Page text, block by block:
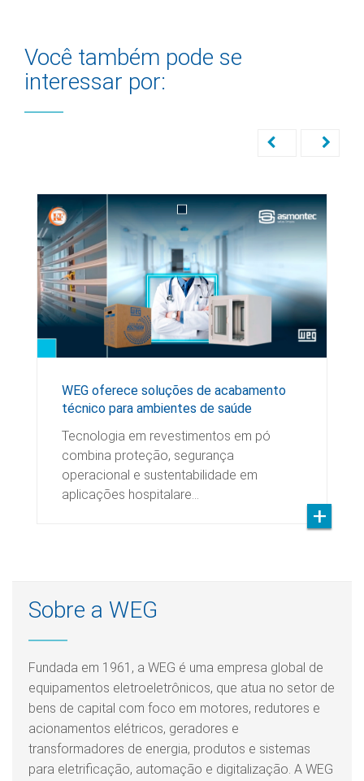
Você também pode se
interessar por:
WEG oferece soluções de acabamento
técnico para ambientes de saúde
Tecnologia em revestimentos em pó
combina proteção, segurança
operacional e sustentabilidade em
aplicações hospitalare…
Sobre a WEG
Fundada em 1961, a WEG é uma empresa global de
equipamentos eletroeletrônicos, que atua no setor de
bens de capital com foco em motores, redutores e
acionamentos elétricos, geradores e
transformadores de energia, produtos e sistemas
para eletrificação, automação e digitalização. A WEG